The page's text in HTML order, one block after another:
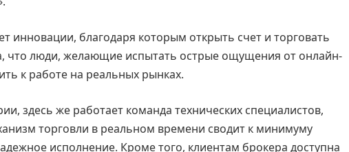
инновации, благодаря которым открыть счет и торговать
что люди, желающие испытать острые ощущения от онлайн-
к работе на реальных рынках.
здесь же работает команда технических специалистов,
торговли в реальном времени сводит к минимуму
исполнение. Кроме того, клиентам брокера доступна